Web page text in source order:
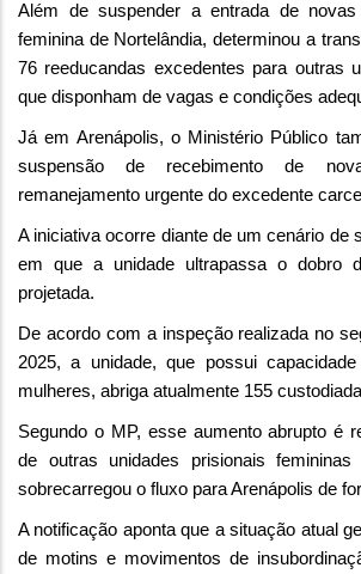
Além de suspender a entrada de
feminina de Nortelândia, determinou a
76 reeducandas excedentes para outras
que disponham de vagas e condições
Já em Arenápolis, o Ministério Público
suspensão de recebimento de
remanejamento urgente do excedente
A iniciativa ocorre diante de um cenário de
em que a unidade ultrapassa o dobro
projetada.
De acordo com a inspeção realizada no
2025, a unidade, que possui
mulheres, abriga atualmente 155
Segundo o MP, esse aumento abrupto é
de outras unidades prisionais
sobrecarregou o fluxo para Arenápolis de
A notificação aponta que a situação atual
de motins e movimentos de